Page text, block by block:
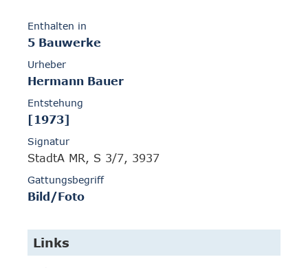
Enthalten in
5 Bauwerke
Urheber
Hermann Bauer
Entstehung
[1973]
Signatur
StadtA MR, S 3/7, 3937
Gattungsbegriff
Bild/Foto
Links